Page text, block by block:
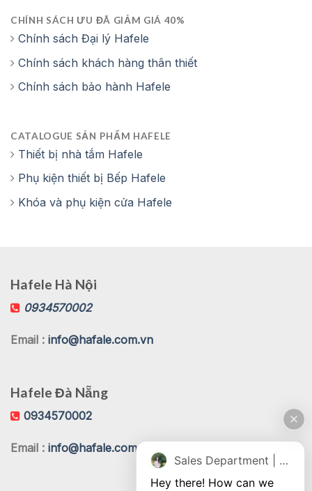
CHÍNH SÁCH ƯU ĐÃ GIẢM GIÁ 40%
Chính sách Đại lý Hafele
Chính sách khách hàng thân thiết
Chính sách bảo hành Hafele
CATALOGUE SẢN PHẨM HAFELE
Thiết bị nhà tắm Hafele
Phụ kiện thiết bị Bếp Hafele
Khóa và phụ kiện cửa Hafele
Hafele Hà Nội
0934570002
Email : info@hafale.com.vn
Hafele Đà Nẵng
0934570002
Email : info@hafale.com.vn
Sales Department | Chat online
Hey there! How can we